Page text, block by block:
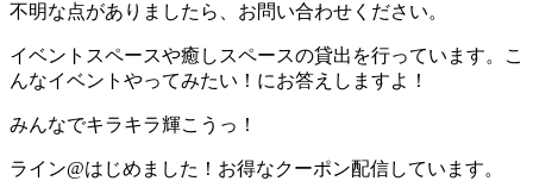
不明な点がありましたら、お問い合わせください。
イベントスペースや癒しスペースの貸出を行っています。こ
んなイベントやってみたい！にお答えしますよ！
みんなでキラキラ輝こうっ！
ライン@はじめました！お得なクーポン配信しています。